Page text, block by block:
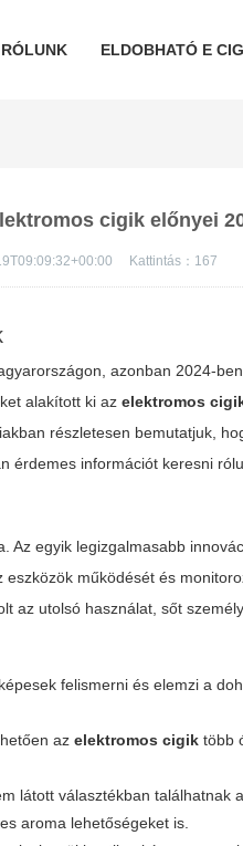
RÓLUNK ELDOBHATÓ E
cigik előnyei
Kattintás： 167
azonban 2024-
alakított ki azelektromos
részletesen bemutatjuk,
érdemes információt keresni
Az egyik legizgalmasabb
működését és
az utolsó használat, sőt
felismerni és elemzi a
azelektromos cigik több
látott választékban találhatnak
aroma lehetőségeket is.